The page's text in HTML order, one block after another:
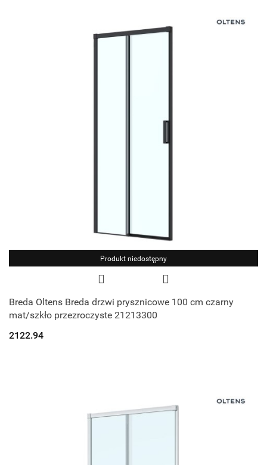
Produkt niedostępny
Breda Oltens Breda drzwi prysznicowe 100 cm czarny
mat/szkło przezroczyste 21213300
2122.94